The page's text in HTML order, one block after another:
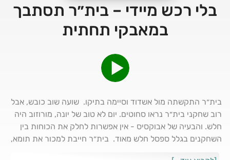
בלי רכש מיידי – בית״ר תסתבך
במאבקי תחתית
בית״ר התקשתה מול אשדוד וסיימה בתיקו. שועה שוב כובש, אבל
רוב שחקני בית״ר נראו סחוטים. יום לא טוב של יונה, מורוזוב היה
חלש. והבעיה של אבוקסיס - אין אפשרות לחלק את הכוחות בין
השחקנים בגלל ספסל חלש מאוד. בית״ר חייבת למכור את תומא,